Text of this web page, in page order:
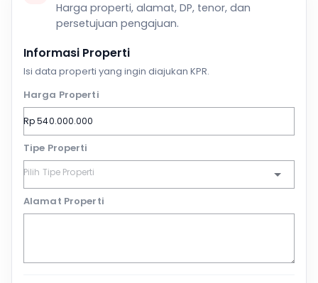
Harga properti, alamat, DP, tenor, dan
persetujuan pengajuan.
Informasi Properti
Isi data properti yang ingin diajukan KPR.
Harga Properti
Tipe Properti
Alamat Properti